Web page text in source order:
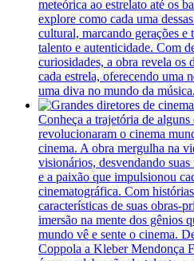
meteórica ao estrelato até os
explore como cada uma
cultural, marcando gerações
talento e autenticidade. Com
curiosidades, a obra revela os
cada estrela, oferecendo uma
uma diva no mundo da música.
Conheça a trajetória de
revolucionaram o cinema
cinema. A obra mergulha na
visionários, desvendando
e a paixão que impulsionou
cinematográfica. Com
características de suas obras-
imersão na mente dos gênios
mundo vê e sente o cinema.
Coppola a Kleber Mendonça